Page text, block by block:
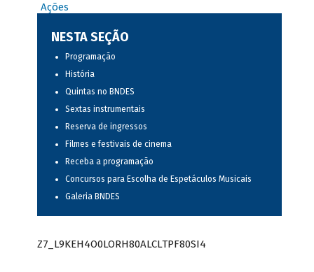
Ações
NESTA SEÇÃO
Programação
História
Quintas no BNDES
Sextas instrumentais
Reserva de ingressos
Filmes e festivais de cinema
Receba a programação
Concursos para Escolha de Espetáculos Musicais
Galeria BNDES
Z7_L9KEH4O0LORH80ALCLTPF80SI4